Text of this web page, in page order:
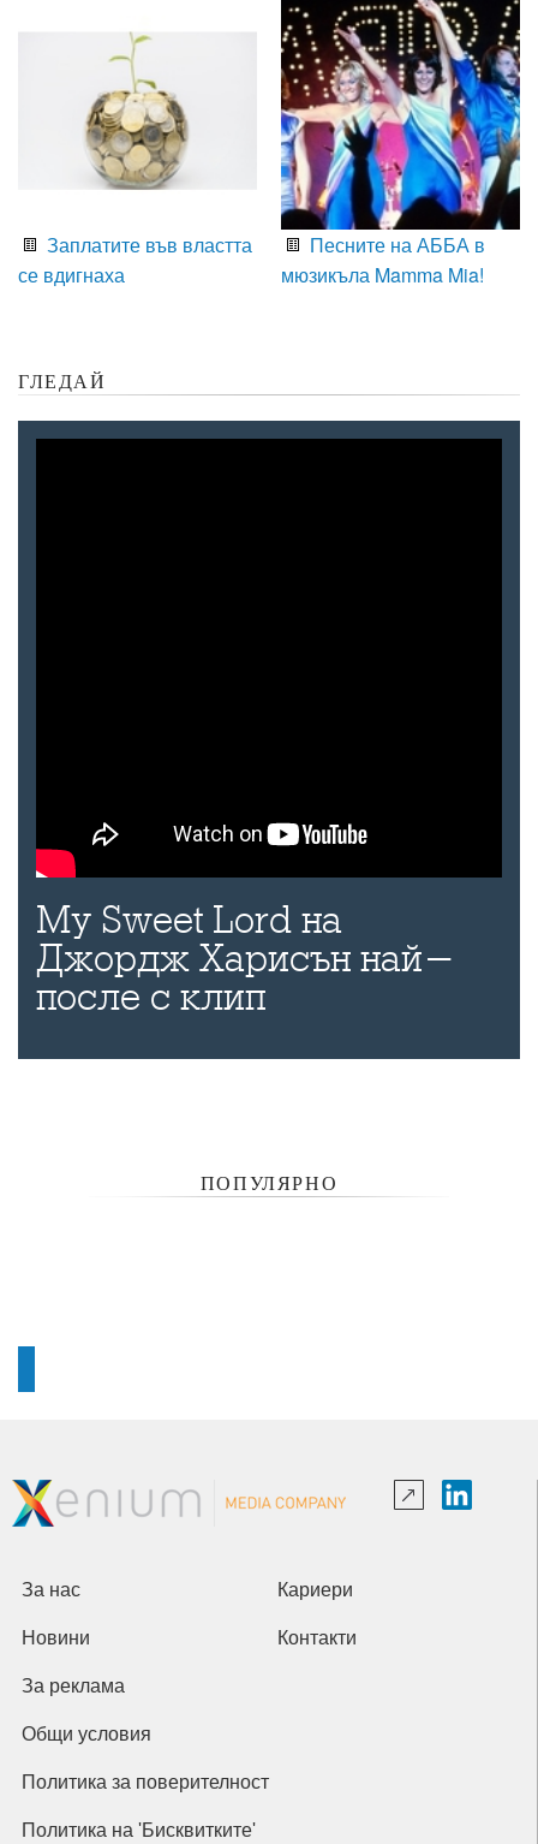
Заплатите във властта
се вдигнаха
Песните на АББА в
мюзикъла Mamma Mia!
ГЛЕДАЙ
My Sweet Lord на
Джордж Харисън най-
после с клип
ПОПУЛЯРНО
За нас Кариери
Новини Контакти
За реклама
Общи условия
Политика за поверителност
Политика на 'Бисквитките'